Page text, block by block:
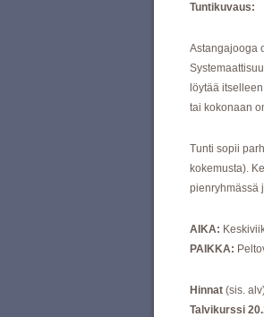
Tuntikuvaus:
Astangajooga
löytää
tai kokonaan
Tunti sopii
kokemusta).
pienryhmässä
AIKA:
PAIKKA:
Hinnat (sis.
Talvikurssi